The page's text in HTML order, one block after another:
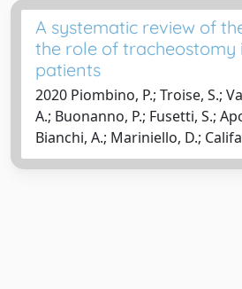
A systematic review of
the role of tracheostomy
patients
2020 Piombino, P.; Troise, S.;
A.; Buonanno, P.; Fusetti, S.;
Bianchi, A.; Mariniello, D.;